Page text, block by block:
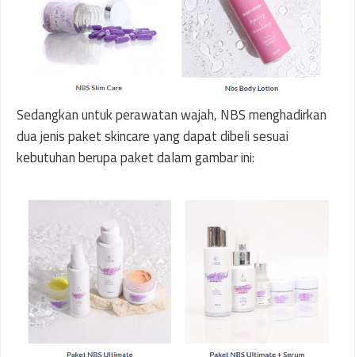
Sedangkan untuk perawatan wajah, NBS menghadirkan
dua jenis paket skincare yang dapat dibeli sesuai
kebutuhan berupa paket dalam gambar ini: